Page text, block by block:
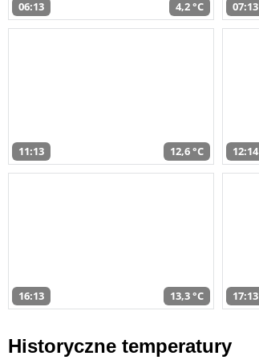
06:13 4,2 °C 07:13
11:13 12,6 °C 12:14
16:13 13,3 °C 17:13
Historyczne temperatury